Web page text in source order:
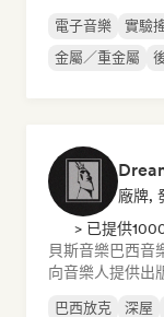
電子音樂 實驗
金屬／重金屬
廠牌,
> 已提供
貝斯音樂巴西音
向音樂人提供出
巴西放克 深屋